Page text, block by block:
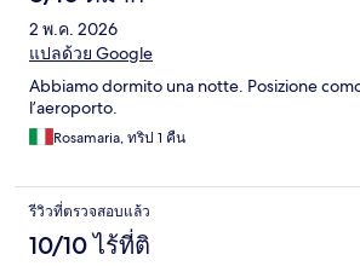
2 พ.ค. 2026
แปลด้วย Google
Abbiamo dormito una notte. Posizione
l’aeroporto.
Rosamaria, ทริป 1 คืน
รีวิวที่ตรวจสอบแล้ว
10/10 ไร้ที่ติ